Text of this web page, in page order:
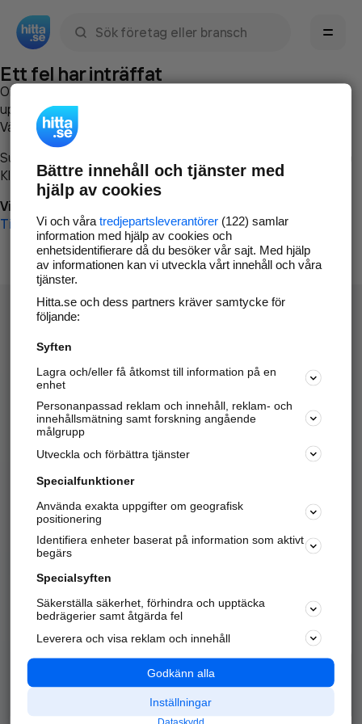
Ett fel har inträffat
Om du vill kan du
uppstod så att vi lättare och snabbare kan avhjälpa det.
Vänligen försök med följande:
Surfa till
Klicka påTillbaka-knappen i webbläsaren och försök igen
Vi beklagar besväret!
Till startsidan
Hitta.se - Gratis nummerupplysning.
Sök företag, personer och platser.
Hitta telefonnummer, adresser, företagsinfo mm.
Marknadsför företaget
Kom igång och annonsera mot
samarbetspartners nära dig.
Alla kategorier
Populära sökningar
API & Kartor
Annonsera
Integritet
Nödnummer
Bättre innehåll och tjänster med
hjälp av cookies
Vi och våra tredjepartsleverantörer(122) samlar
information med hjälp av cookies och
enhetsidentifierare då du besöker vår sajt. Med hjälp
av informationen kan vi utveckla vårt innehåll och våra
tjänster.
Hitta.se och dess partners kräver samtycke för
följande:
Syften
Lagra och/eller få åtkomst till information på en
enhet
Personanpassad reklam och innehåll, reklam- och
innehållsmätning samt forskning angående
målgrupp
Utveckla och förbättra tjänster
Specialfunktioner
Använda exakta uppgifter om geografisk
positionering
Identifiera enheter baserat på information som aktivt
begärs
Specialsyften
Säkerställa säkerhet, förhindra och upptäcka
bedrägerier samt åtgärda fel
Leverera och visa reklam och innehåll
Godkänn alla
Inställningar
Dataskydd